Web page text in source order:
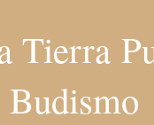
Tierra